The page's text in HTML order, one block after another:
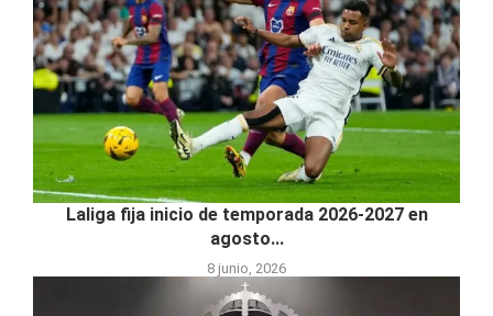
Laliga fija inicio de temporada 2026-2027 en
agosto...
8 junio, 2026